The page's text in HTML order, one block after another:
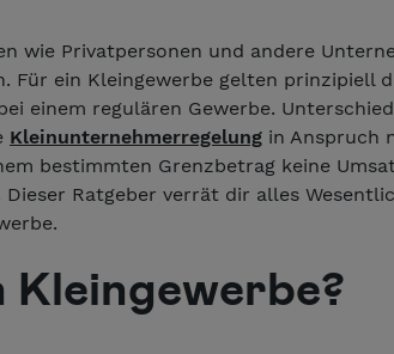
wie Privatpersonen und andere
Für ein Kleingewerbe gelten prinzipiell
einem regulären Gewerbe.
Kleinunternehmerregelung in Anspruch
bestimmten Grenzbetrag keine
Ratgeber verrät dir alles
Kleingewerbe?